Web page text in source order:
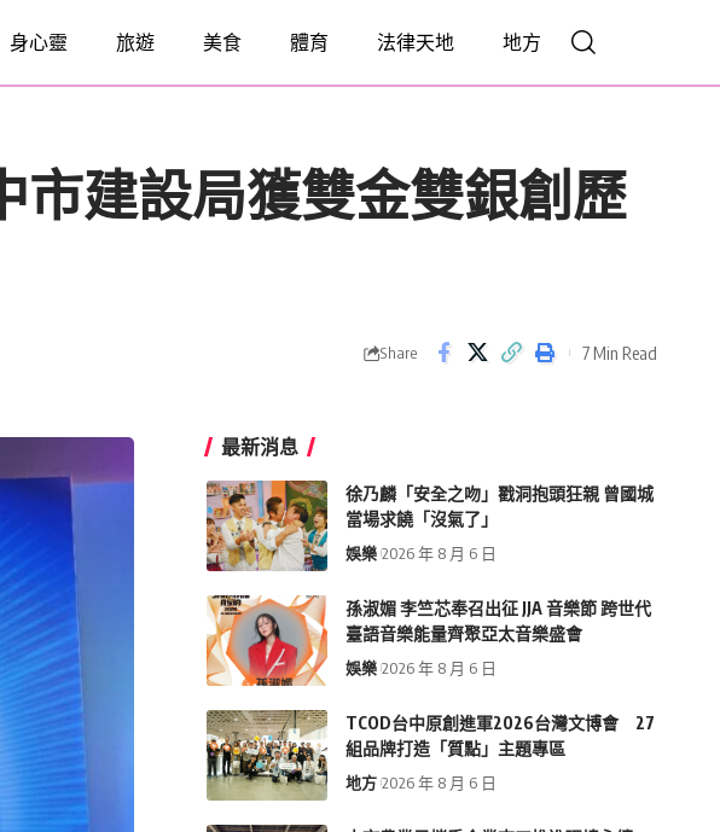
身心靈 旅遊 美食 體育 法律天地 地方
建設局獲雙金雙銀創歷
Share 7 Min Read
最新消息
徐乃麟「安全之吻」戳洞抱頭狂親 曾國城
當場求饒「沒氣了」
娛樂 2026 年 8 月 6 日
孫淑媚 李竺芯奉召出征 JJA 音樂節 跨世代
臺語音樂能量齊聚亞太音樂盛會
娛樂 2026 年 8 月 6 日
TCOD台中原創進軍2026台灣文博會 27
組品牌打造「質點」主題專區
地方 2026 年 8 月 6 日